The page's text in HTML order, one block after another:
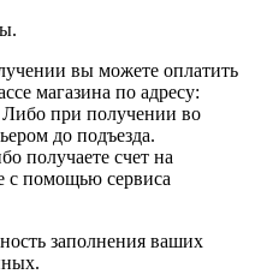
вы можете оплатить
магазина по адресу:
при получении во
до подъезда.
получаете счет на
с помощью сервиса
заполнения ваших